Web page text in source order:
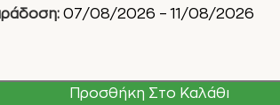
07/08/2026 – 11/08/2026
Προσθήκη Στο Καλάθι